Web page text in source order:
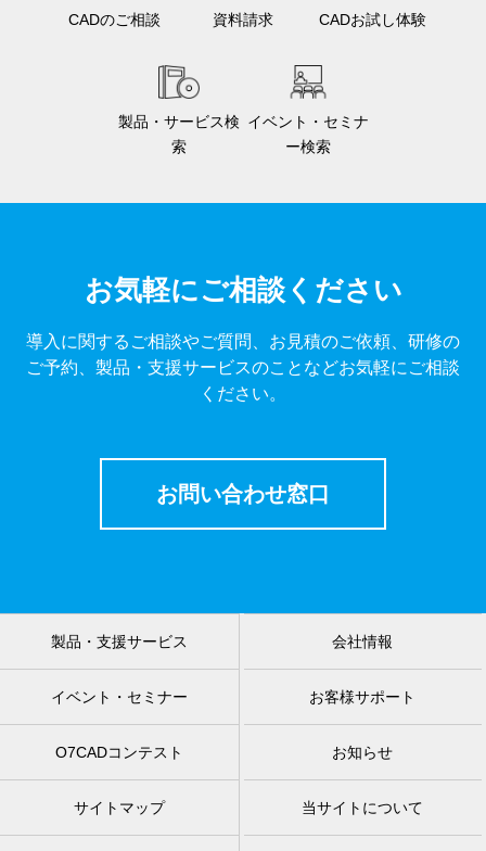
CADのご相談 資料請求 CADお試し体験
製品・サービス検
索
イベント・セミナ
ー検索
お気軽にご相談ください
導入に関するご相談やご質問、お見積のご依頼、研修の
ご予約、製品・支援サービスのことなどお気軽にご相談
ください。
お問い合わせ窓口
製品・支援サービス 会社情報
イベント・セミナー お客様サポート
O7CADコンテスト お知らせ
サイトマップ 当サイトについて